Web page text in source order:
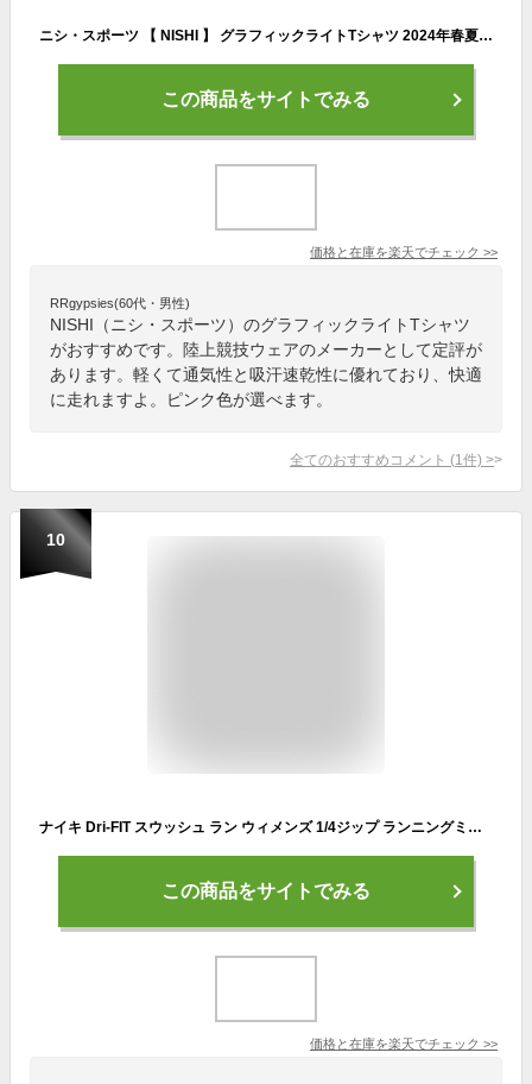
ニシ・スポーツ 【 NISHI 】 グラフィックライトTシャツ 2024年春夏モデル 【 2811A363 半袖 部活動 練習 トレーニング 練習着 メンズ レディース ユニセックス 】【翌日配達対象】【メール便は翌日配達不可】[M便 1/1][自社]
この商品をサイトでみる
価格と在庫を楽天でチェック >>
RRgypsies(60代・男性)
NISHI（ニシ・スポーツ）のグラフィックライトTシャツ
がおすすめです。陸上競技ウェアのメーカーとして定評が
あります。軽くて通気性と吸汗速乾性に優れており、快適
に走れますよ。ピンク色が選べます。
全てのおすすめコメント (1 件) >
10
ナイキ Dri-FIT スウッシュ ラン ウィメンズ 1/4ジップ ランニングミッドレイヤー NIKE トップス dv7248-622 長袖 ウェア ピンク ギフト
この商品をサイトでみる
価格と在庫を楽天でチェック >>